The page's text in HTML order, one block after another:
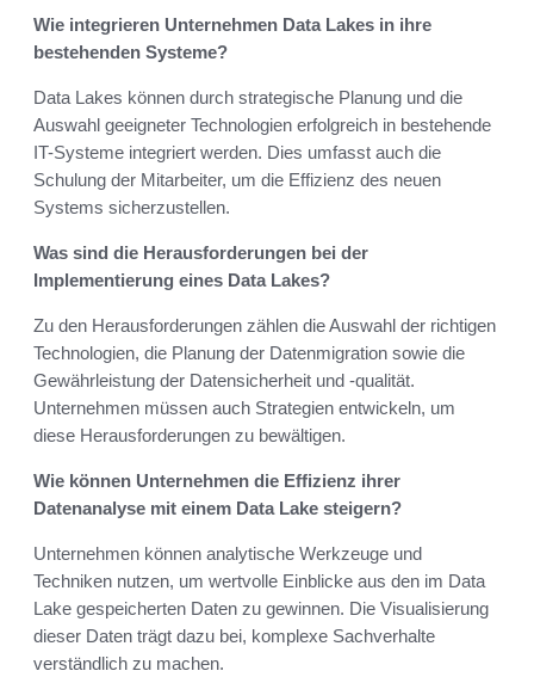
Wie integrieren Unternehmen Data Lakes in ihre
bestehenden Systeme?
Data Lakes können durch strategische Planung und die
Auswahl geeigneter Technologien erfolgreich in bestehende
IT-Systeme integriert werden. Dies umfasst auch die
Schulung der Mitarbeiter, um die Effizienz des neuen
Systems sicherzustellen.
Was sind die Herausforderungen bei der
Implementierung eines Data Lakes?
Zu den Herausforderungen zählen die Auswahl der richtigen
Technologien, die Planung der Datenmigration sowie die
Gewährleistung der Datensicherheit und -qualität.
Unternehmen müssen auch Strategien entwickeln, um
diese Herausforderungen zu bewältigen.
Wie können Unternehmen die Effizienz ihrer
Datenanalyse mit einem Data Lake steigern?
Unternehmen können analytische Werkzeuge und
Techniken nutzen, um wertvolle Einblicke aus den im Data
Lake gespeicherten Daten zu gewinnen. Die Visualisierung
dieser Daten trägt dazu bei, komplexe Sachverhalte
verständlich zu machen.